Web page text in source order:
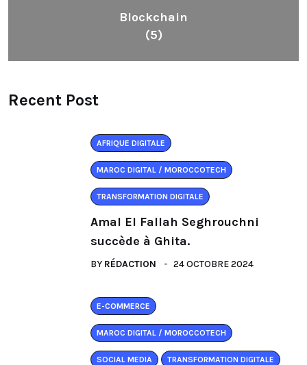
Blockchain
(5)
Recent Post
AFRIQUE DIGITALE
MAROC DIGITAL / MOROCCOTECH
TRANSFORMATION DIGITALE
Amal El Fallah Seghrouchni
succède à Ghita.
BY RÉDACTION 24 OCTOBRE 2024
E-COMMERCE
MAROC DIGITAL / MOROCCOTECH
SOCIAL MEDIA TRANSFORMATION DIGITALE